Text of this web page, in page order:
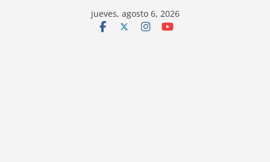
jueves, agosto 6, 2026